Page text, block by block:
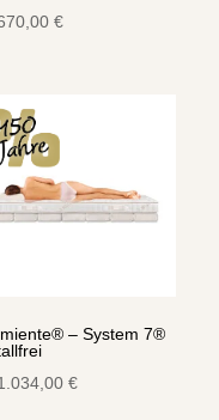
€
– System 7®
€